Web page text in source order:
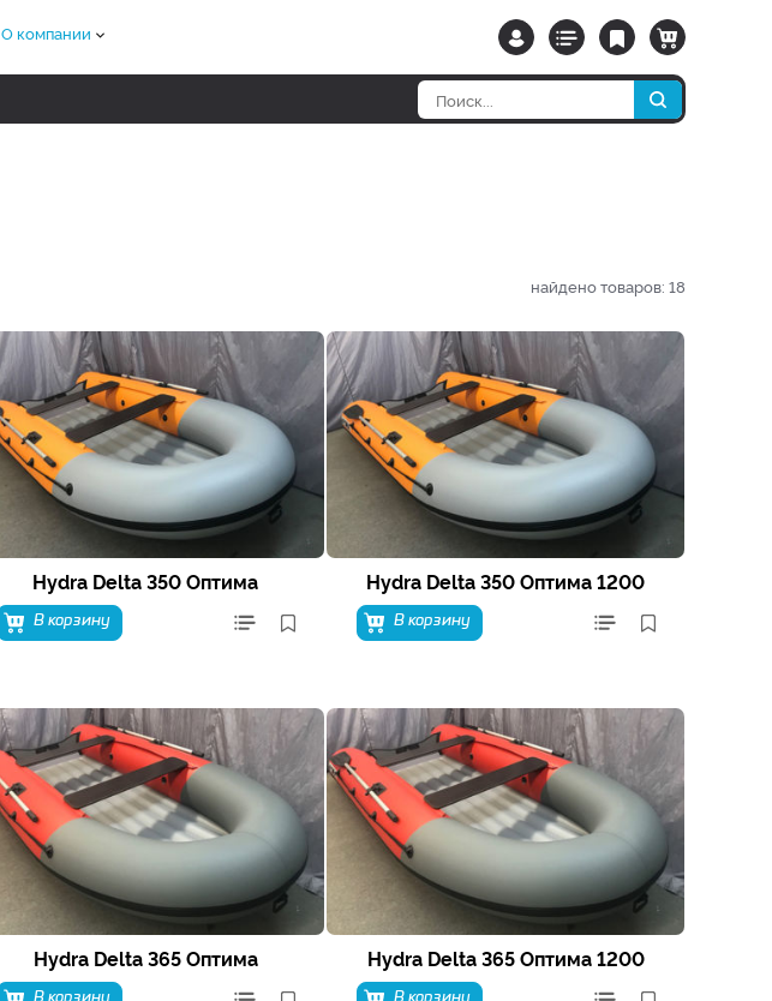
О компании
найдено товаров: 18
Hydra Delta 350 Оптима
В корзину
Hydra Delta 350 Оптима 1200
В корзину
Hydra Delta 365 Оптима
В корзину
Hydra Delta 365 Оптима 1200
В корзину